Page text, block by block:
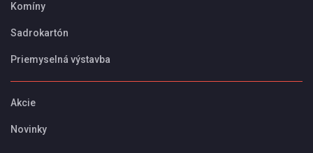
Komíny
Sadrokartón
Priemyselná výstavba
Akcie
Novinky